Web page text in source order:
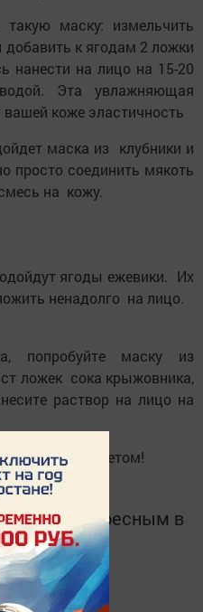
маску: измельчить
к ягодам 2 ложки
нанести на лицо на 15-20
Эта увлажняющая
коже эластичность
маска из клубники и
просто соединить мякоть
на кожу.
ягоды ежевики. Их
ненадолго на лицо.
попробуйте маску из
ложек сока крыжовника,
раствор на лицо на
актуальна летом!
и интересным в